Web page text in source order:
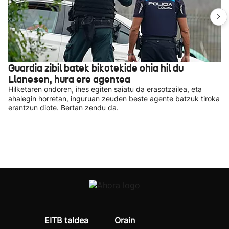
Guardia zibil batek bikotekide ohia hil du
Llanesen, hura ere agentea
Hilketaren ondoren, ihes egiten saiatu da erasotzailea, eta
ahalegin horretan, inguruan zeuden beste agente batzuk tiroka
erantzun diote. Bertan zendu da.
EITB taldea Orain